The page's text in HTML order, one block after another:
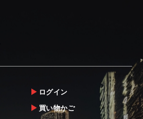
っては、配送先が自動車関連
、配送出来ないことがあるこ
ください。
て
やかに開封のうえ、中身をご
ーカーでは販売する商品に万
力しておりますが、
ログイン
買い物かご